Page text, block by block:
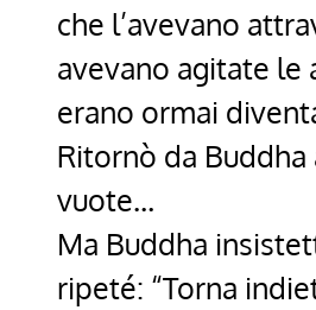
che l’avevano
avevano agitate le
erano ormai
Ritornò da Buddha
vuote…
Ma Buddha
ripeté: “Torna